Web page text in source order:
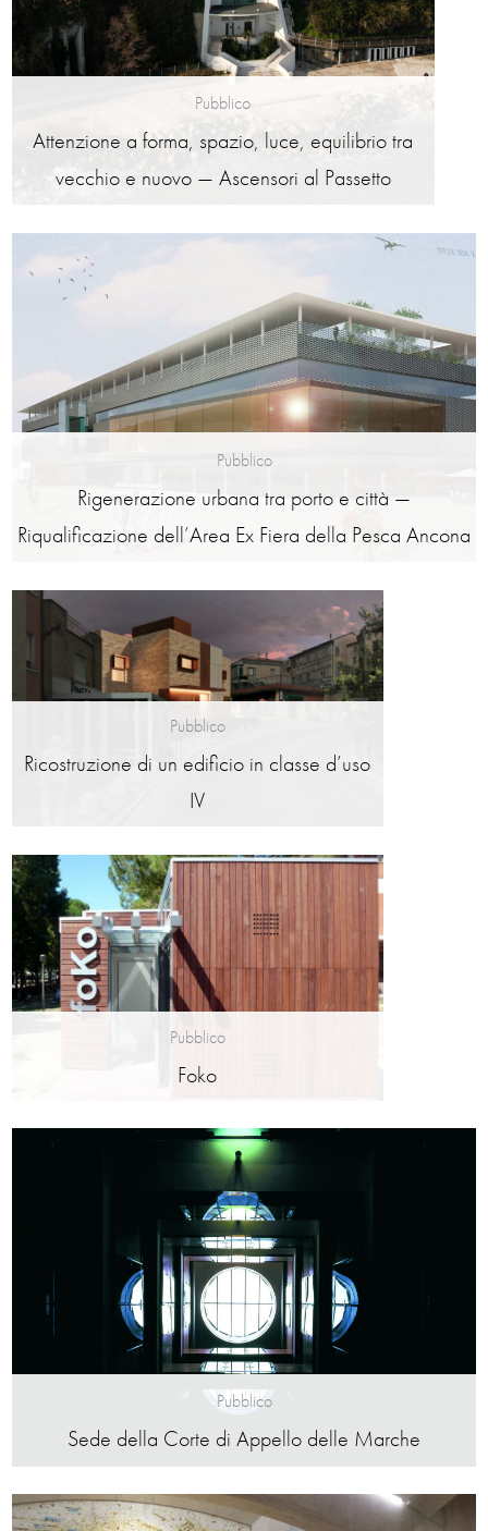
Pubblico
Attenzione a forma, spazio, luce, equilibrio tra
vecchio e nuovo — Ascensori al Passetto
Pubblico
Rigenerazione urbana tra porto e città —
Riqualificazione dell’Area Ex Fiera della Pesca Ancona
Pubblico
Ricostruzione di un edificio in classe d’uso
IV
Pubblico
Foko
Pubblico
Sede della Corte di Appello delle Marche